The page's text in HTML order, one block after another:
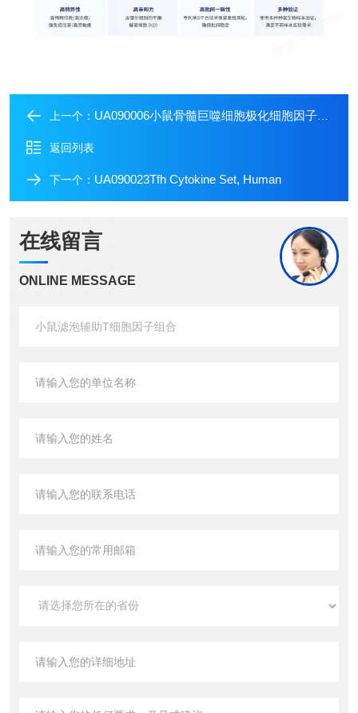
上一个： UA090006小鼠骨髓巨噬细胞极化细胞因子组合
返回列表
下一个： UA090023Tfh Cytokine Set, Human
在线留言
ONLINE MESSAGE